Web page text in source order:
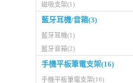
磁吸支架(1)
藍牙耳機/音箱(3)
藍牙耳機(1)
藍牙音箱(2)
手機平板筆電支架(16)
手機平板筆電支架(16)